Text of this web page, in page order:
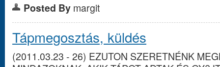
Posted By margit
Tápmegosztás, küldés
(2011.03.23 - 26) EZUTON SZERETNÉNK